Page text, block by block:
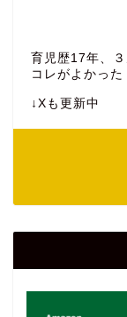
育児歴17年、
コレがよかっ
↓Xも更新中